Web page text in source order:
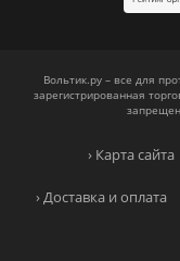
Вольтик.ру – все для
зарегистрированная
› Карта сайта
› Доставка и оплата